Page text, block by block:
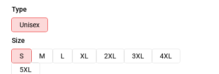
Type
Unisex
Size
S
M L XL 2XL 3XL
4XL
5XL